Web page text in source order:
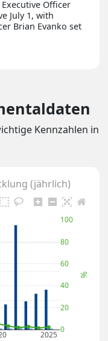
Officer
July 1, with
Brian Evanko set
Kennzahlen in
(jährlich)
2025
0
20
40
60
80
100
%